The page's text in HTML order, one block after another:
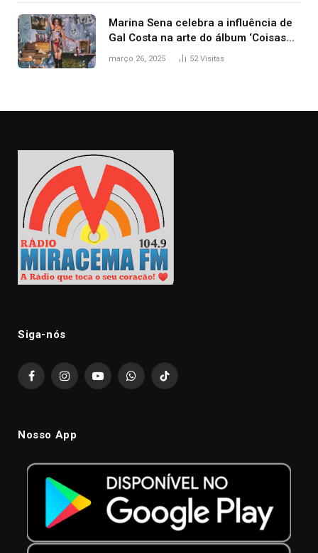
Marina Sena celebra a influência de
Gal Costa na arte do álbum ‘Coisas
naturais’
março 26, 2025 52Visitas
Siga-nós
FacebookInstagramYouTubeWhatsAppTikTok
Nosso App